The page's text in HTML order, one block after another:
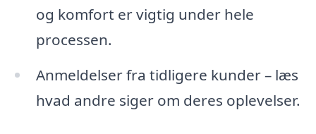
og komfort er vigtig under hele
processen.
Anmeldelser fra tidligere kunder – læs
hvad andre siger om deres oplevelser.